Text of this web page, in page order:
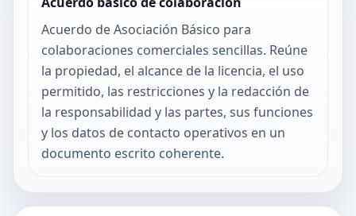
Acuerdo de Asociación Básico para
colaboraciones comerciales sencillas. Reúne
la propiedad, el alcance de la licencia, el uso
permitido, las restricciones y la redacción de
la responsabilidad y las partes, sus funciones
y los datos de contacto operativos en un
documento escrito coherente.